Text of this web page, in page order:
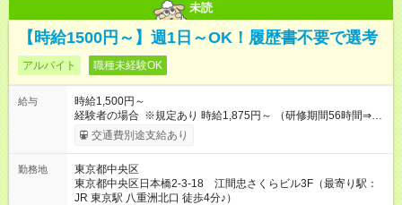
未読
【時給1500円～】週1日～OK！履歴書不要で選考
アルバイト 職種未経験OK
給与
時給1,500円～
経験者の場合 ※規定あり 時給1,875円～ （研修期間56時間⇒変
動なし） ■昇給あり（年2回）⇒トレーナーになったら…通常時
給+300円！ ■食事補助あり⇒1食200円最大 ■友人紹介制度あり
交通費別途支給あり
勤務地
東京都中央区
東京都中央区日本橋2-3-18 江間忠さくらビル3F（最寄り駅：
JR 東京駅 八重洲北口 徒歩4分♪）